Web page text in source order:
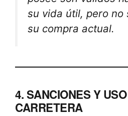
su vida útil, pero no
su compra actual.
4. SANCIONES Y
CARRETERA